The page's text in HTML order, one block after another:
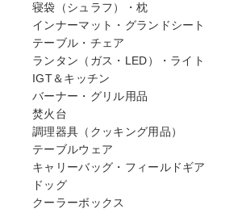
寝袋（シュラフ）・枕
インナーマット・グランドシート
テーブル・チェア
ランタン（ガス・LED）・ライト
IGT＆キッチン
バーナー・グリル用品
焚火台
調理器具（クッキング用品）
テーブルウェア
キャリーバッグ・フィールドギア
ドッグ
クーラーボックス